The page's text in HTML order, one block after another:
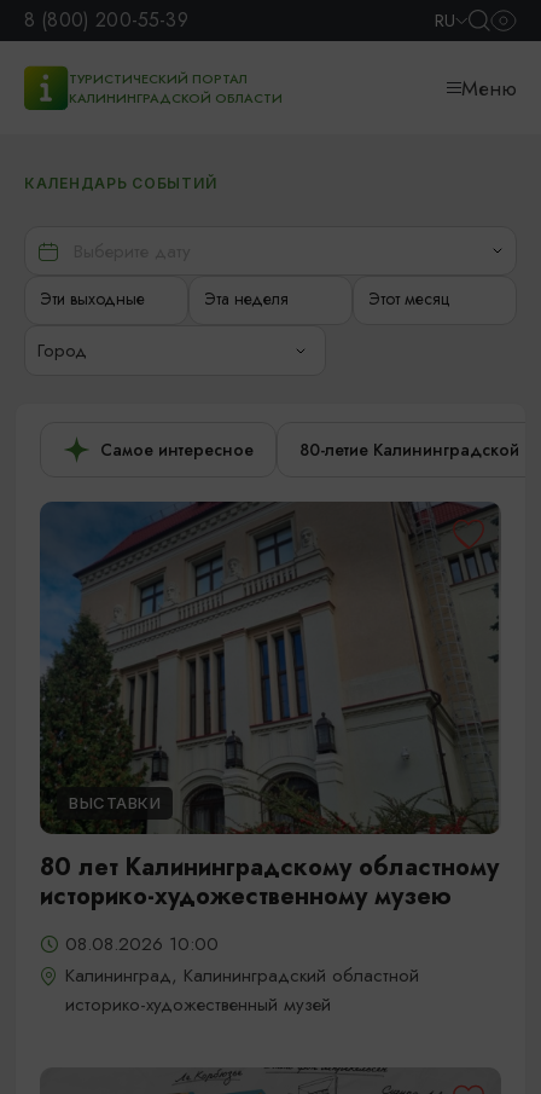
8 (800) 200-55-39 RU
ТУРИСТИЧЕСКИЙ ПОРТАЛ
КАЛИНИНГРАДСКОЙ ОБЛАСТИ
Меню
КАЛЕНДАРЬ СОБЫТИЙ
Эти выходные Эта неделя Этот месяц
Город
Самое интересное 80-летие Калининградской
ВЫСТАВКИ
80 лет Калининградскому областному
историко-художественному музею
08.08.2026 10:00
Калининград, Калининградский областной
историко-художественный музей